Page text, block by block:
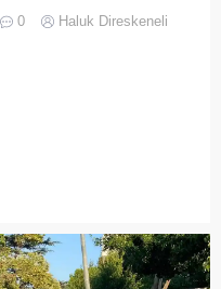
14:00 sularında Büyükada
0 Haluk Direskeneli